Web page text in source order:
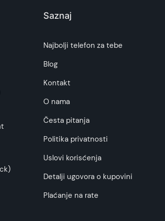
ali ne može da
Saznaj
Najbolji telefon za tebe
Blog
Kontakt
O nama
Česta pitanja
Politika privatnosti
Uslovi korisćenja
Detalji ugovora o kupovini
Plaćanje na rate